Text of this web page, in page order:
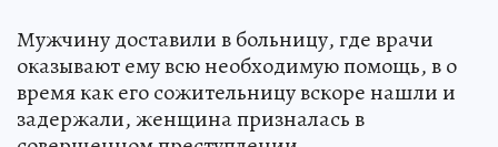
Мужчину доставили в больницу, где врачи
оказывают ему всю необходимую помощь, в о
время как его сожительницу вскоре нашли и
задержали, женщина призналась в